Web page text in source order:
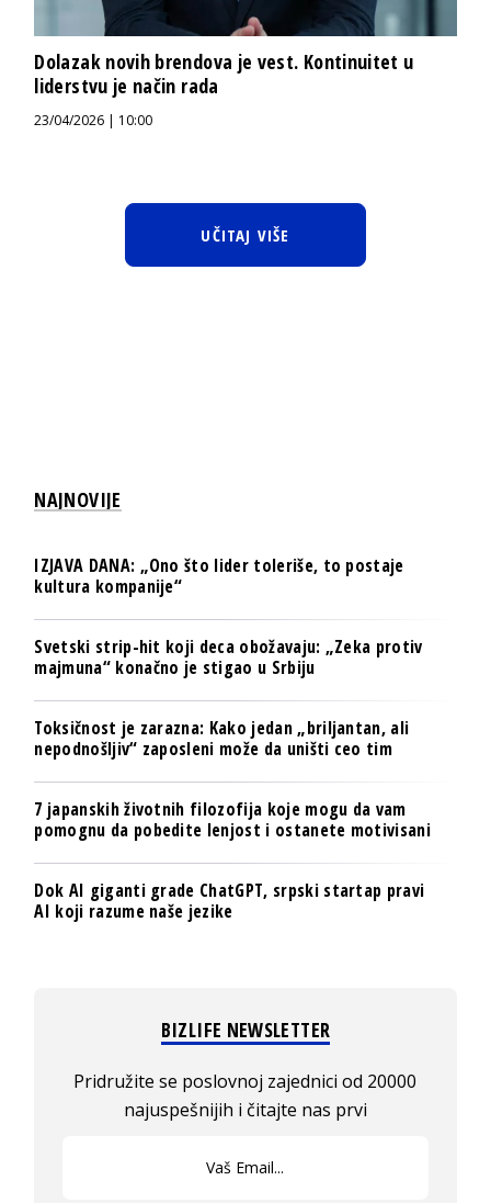
Dolazak novih brendova je vest. Kontinuitet u
liderstvu je način rada
23/04/2026 | 10:00
UČITAJ VIŠE
NAJNOVIJE
IZJAVA DANA: „Ono što lider toleriše, to postaje
kultura kompanije“
Svetski strip-hit koji deca obožavaju: „Zeka protiv
majmuna“ konačno je stigao u Srbiju
Toksičnost je zarazna: Kako jedan „briljantan, ali
nepodnošljiv“ zaposleni može da uništi ceo tim
7 japanskih životnih filozofija koje mogu da vam
pomognu da pobedite lenjost i ostanete motivisani
Dok AI giganti grade ChatGPT, srpski startap pravi
AI koji razume naše jezike
BIZLIFE NEWSLETTER
Pridružite se poslovnoj zajednici od 20000
najuspešnijih i čitajte nas prvi